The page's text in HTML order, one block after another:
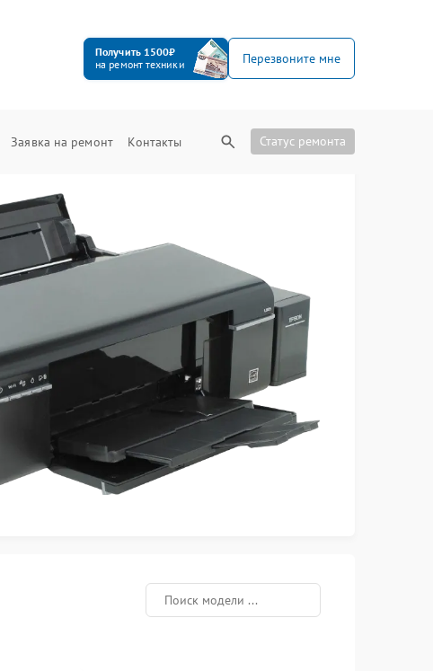
Получить 1500₽
на ремонт техники
Перезвоните мне
Заявка на ремонт Контакты Статус ремонта